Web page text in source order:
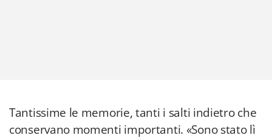
Tantissime le memorie, tanti i salti indietro che
conservano momenti importanti. «Sono stato lì